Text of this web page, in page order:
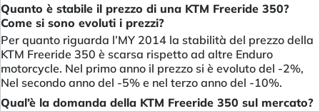
Quanto è stabile il prezzo di una KTM Freeride 350?
Come si sono evoluti i prezzi?
Per quanto riguarda l’MY 2014 la stabilità del prezzo della
KTM Freeride 350 è scarsa rispetto ad altre Enduro
motorcycle. Nel primo anno il prezzo si è evoluto del -2%,
Nel secondo anno del -5% e nel terzo anno del -10%.
Qual’è la domanda della KTM Freeride 350 sul mercato?